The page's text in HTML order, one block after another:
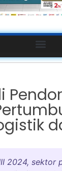
2024, sektor